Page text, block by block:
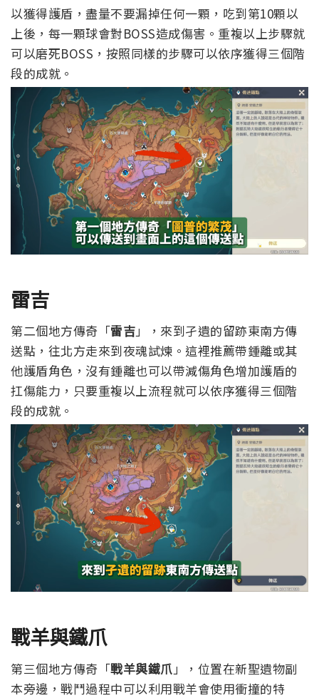
以獲得護盾，盡量不要漏掉任何一顆，吃到第10顆以
上後，每一顆球會對BOSS造成傷害。 重複以上步驟就
可以磨死BOSS，按照同樣的步驟可以依序獲得三個階
段的成就。
雷吉
第二個地方傳奇「雷吉」，來到孑遺的留跡東南方傳
送點，往北方走來到夜魂試煉。 這裡推薦帶鍾離或其
他護盾角色，沒有鍾離也可以帶減傷角色增加護盾的
扛傷能力，只要重複以上流程就可以依序獲得三個階
段的成就。
戰羊與鐵爪
第三個地方傳奇「戰羊與鐵爪 」，位置在新聖遺物副
本旁邊，戰鬥過程中可以利用戰羊會使用衝撞的特